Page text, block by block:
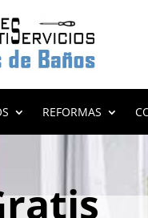
REFORMAS